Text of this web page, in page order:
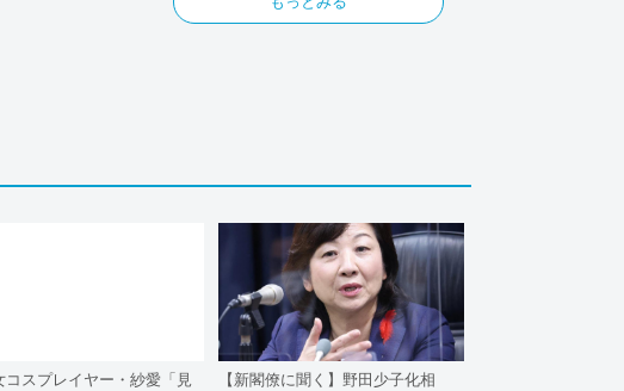
コスプレイヤー・紗愛「見
【新閣僚に聞く】野田少子化相